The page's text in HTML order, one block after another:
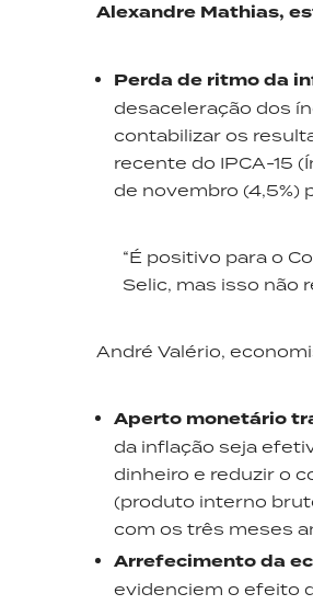
Alexandre Mathias,
Perda de ritmo da
desaceleração dos
contabilizar os
recente do IPCA-15
de novembro (4,5%)
“É positivo para o
Selic, mas isso não
André Valério,
Aperto monetário
da inflação seja
dinheiro e reduzir o
(produto interno
com os três meses
Arrefecimento da
evidenciem o efeito